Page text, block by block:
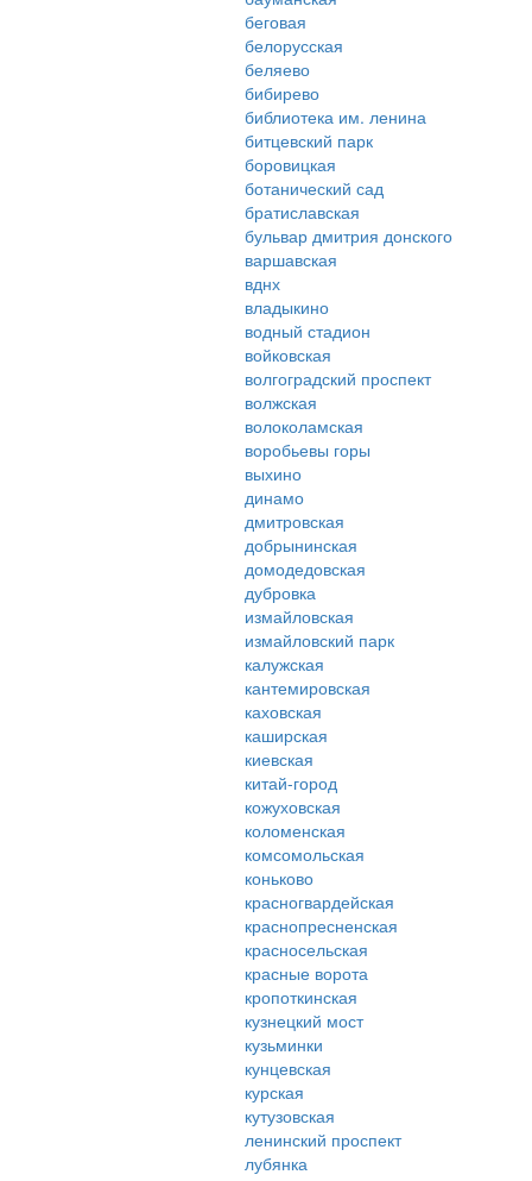
беговая
белорусская
беляево
бибирево
библиотека им. ленина
битцевский парк
боровицкая
ботанический сад
братиславская
бульвар дмитрия донского
варшавская
вднх
владыкино
водный стадион
войковская
волгоградский проспект
волжская
волоколамская
воробьевы горы
выхино
динамо
дмитровская
добрынинская
домодедовская
дубровка
измайловская
измайловский парк
калужская
кантемировская
каховская
каширская
киевская
китай-город
кожуховская
коломенская
комсомольская
коньково
красногвардейская
краснопресненская
красносельская
красные ворота
кропоткинская
кузнецкий мост
кузьминки
кунцевская
курская
кутузовская
ленинский проспект
лубянка